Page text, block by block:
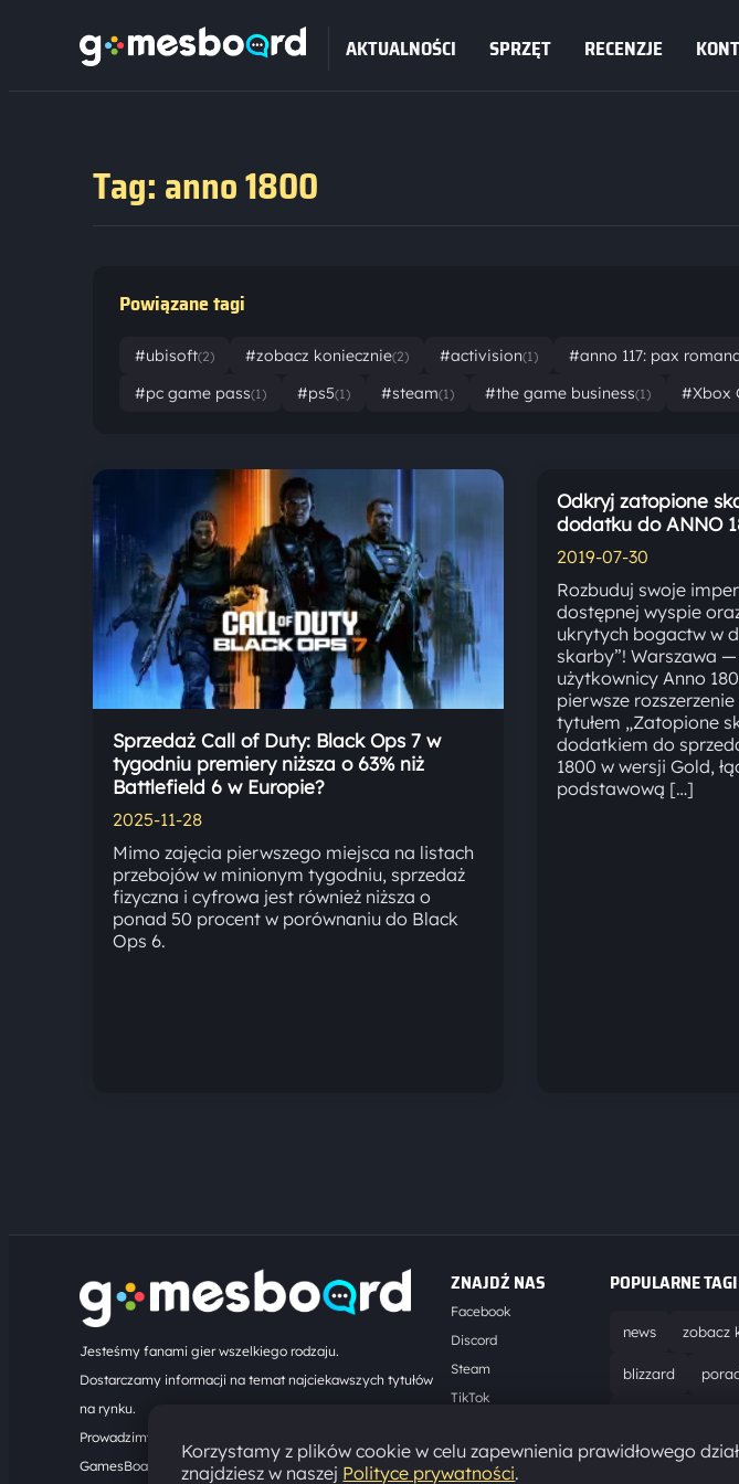
AKTUALNOŚCI SPRZĘT RECENZJE
Tag: anno 1800
Powiązane tagi
#ubisoft(2) #zobacz koniecznie(2) #activision(1) #anno 117: pax
#pc game pass(1) #ps5(1) #steam(1) #the game business(1) #Xbox
Sprzedaż Call of Duty: Black Ops 7 w
tygodniu premiery niższa o 63% niż
Battlefield 6 w Europie?
2025-11-28
Mimo zajęcia pierwszego miejsca na listach
przebojów w minionym tygodniu, sprzedaż
fizyczna i cyfrowa jest również niższa o
ponad 50 procent w porównaniu do Black
Ops 6.
Odkryj zatopione
dodatku do ANNO
2019-07-30
Rozbuduj swoje
dostępnej wyspie
ukrytych bogactw w
skarby”! Warszawa
użytkownicy Anno
pierwsze
tytułem „Zatopione
dodatkiem do
1800 w wersji Gold,
podstawową […]
Jesteśmy fanami gier wszelkiego rodzaju.
Dostarczamy informacji na temat najciekawszych tytułów
na rynku.
Prowadzimy turnieje online. Działamy od 2008 roku.
GamesBoard.pl © 2026
ZNAJDŹ NAS
Facebook
Discord
Steam
TikTok
POPULARNE TAGI
news zobacz
blizzard
aktualizacja
Korzystamy z plików cookie w celu zapewnienia prawidłowego
znajdziesz w naszej Polityce prywatności.